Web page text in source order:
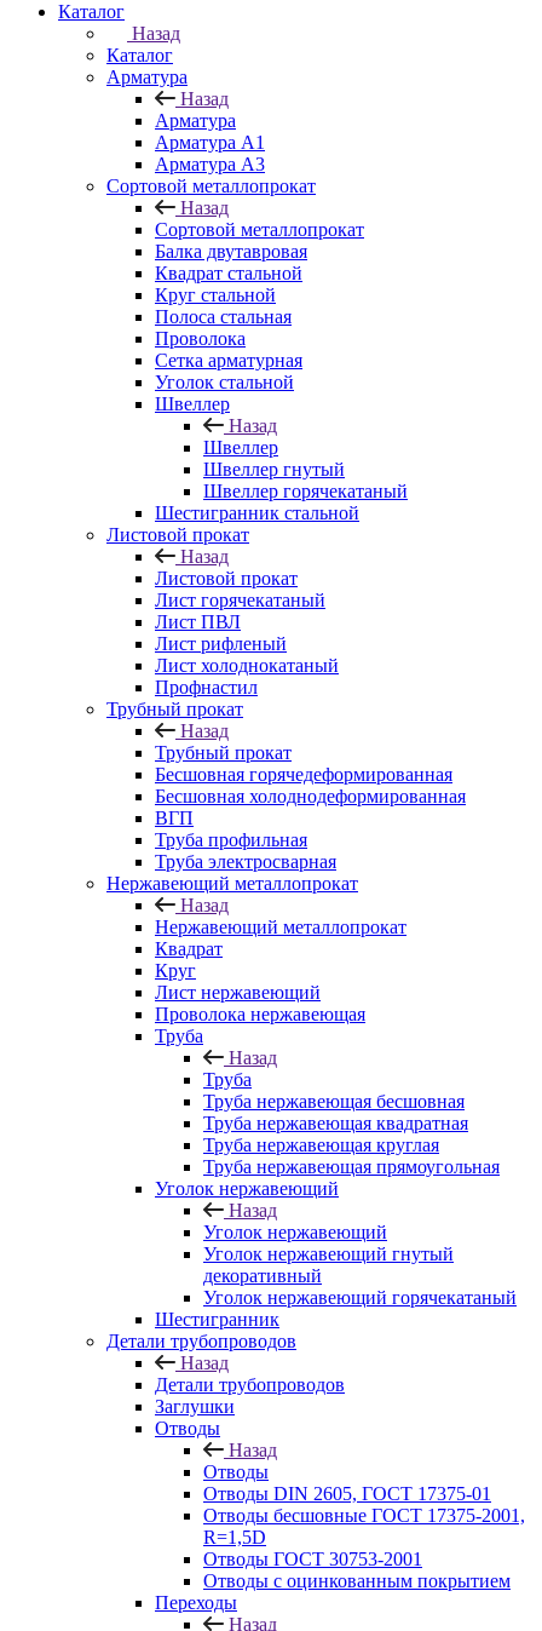
Каталог
Назад
Каталог
Арматура
Назад
Арматура
Арматура A1
Арматура А3
Сортовой металлопрокат
Назад
Сортовой металлопрокат
Балка двутавровая
Квадрат стальной
Круг стальной
Полоса стальная
Проволока
Сетка арматурная
Уголок стальной
Швеллер
Назад
Швеллер
Швеллер гнутый
Швеллер горячекатаный
Шестигранник стальной
Листовой прокат
Назад
Листовой прокат
Лист горячекатаный
Лист ПВЛ
Лист рифленый
Лист холоднокатаный
Профнастил
Трубный прокат
Назад
Трубный прокат
Бесшовная горячедеформированная
Бесшовная холоднодеформированная
ВГП
Труба профильная
Труба электросварная
Нержавеющий металлопрокат
Назад
Нержавеющий металлопрокат
Квадрат
Круг
Лист нержавеющий
Проволока нержавеющая
Труба
Назад
Труба
Труба нержавеющая бесшовная
Труба нержавеющая квадратная
Труба нержавеющая круглая
Труба нержавеющая прямоугольная
Уголок нержавеющий
Назад
Уголок нержавеющий
Уголок нержавеющий гнутый
декоративный
Уголок нержавеющий горячекатаный
Шестигранник
Детали трубопроводов
Назад
Детали трубопроводов
Заглушки
Отводы
Назад
Отводы
Отводы DIN 2605, ГОСТ 17375-01
Отводы бесшовные ГОСТ 17375-2001,
R=1,5D
Отводы ГОСТ 30753-2001
Отводы с оцинкованным покрытием
Переходы
Назад